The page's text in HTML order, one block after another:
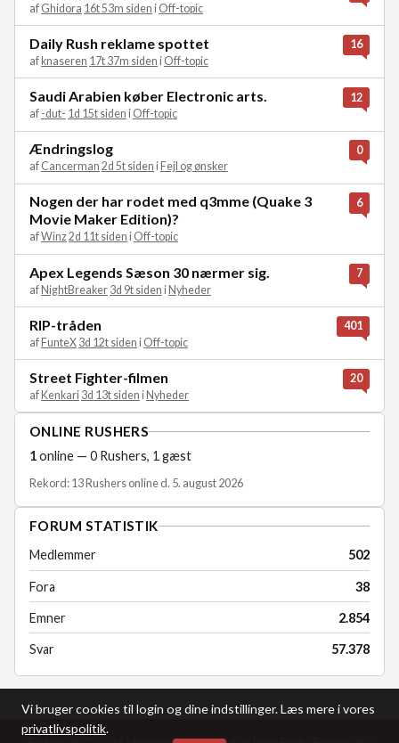
af Ghidora 16t 53m siden i Off-topic
Daily Rush reklame spottet
af knaseren 17t 37m siden i Off-topic
16
Saudi Arabien køber Electronic arts.
af -dut- 1d 15t siden i Off-topic
12
Ændringslog
af Cancerman 2d 5t siden i Fejl og ønsker
0
Nogen der har rodet med q3mme (Quake 3
Movie Maker Edition)?
afWinz2d 11t siden i Off-topic
6
Apex Legends Sæson 30 nærmer sig.
afNightBreaker 3d 9t siden iNyheder
7
RIP-tråden
afFunteX 3d 12t siden i Off-topic
401
Street Fighter-filmen
af Kenkari 3d 13t siden i Nyheder
20
ONLINE RUSHERS
1online — 0 Rushers, 1 gæst
Rekord: 13 Rushers online d. 5. august 2026
FORUM STATISTIK
Medlemmer 502
Fora 38
Emner 2.854
Svar 57.378
Vi bruger cookies til login og dine indstillinger. Læs mere i vores
privatlivspolitik.